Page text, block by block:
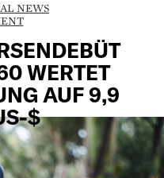
NEWS
WERTET
AUF 9,9
$